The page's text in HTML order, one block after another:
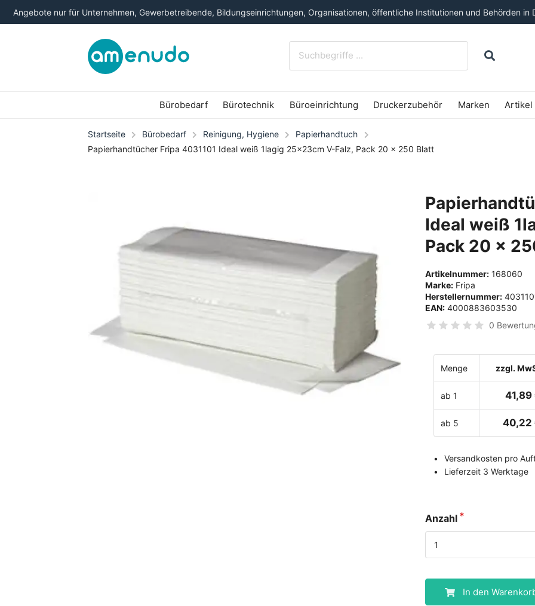
Angebote nur für Unternehmen, Gewerbetreibende, Bildungseinrichtungen, Organisationen, öffentliche Institutionen und Behörden in
Bürobedarf Bürotechnik Büroeinrichtung Druckerzubehör Marken Artikel
Startseite Bürobedarf Reinigung, Hygiene
Papierhandtuch
Papierhandtücher Fripa 4031101 Ideal weiß 1lagig 25x23cm V-Falz, Pack 20 x 250 Blatt
Ideal weiß
Pack 20 x
Artikelnummer: 168060
Marke: Fripa
Herstellernummer:
EAN: 4000883603530
0
Menge zzgl.
ab 1 41,89
ab 5 40,22
Versandkosten pro
Lieferzeit 3 Werktage
Anzahl
In den